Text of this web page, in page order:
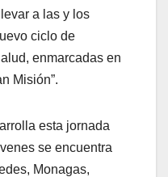
a las y los
ciclo de
enmarcadas en
Misión”.
esta jornada
se encuentra
Monagas,